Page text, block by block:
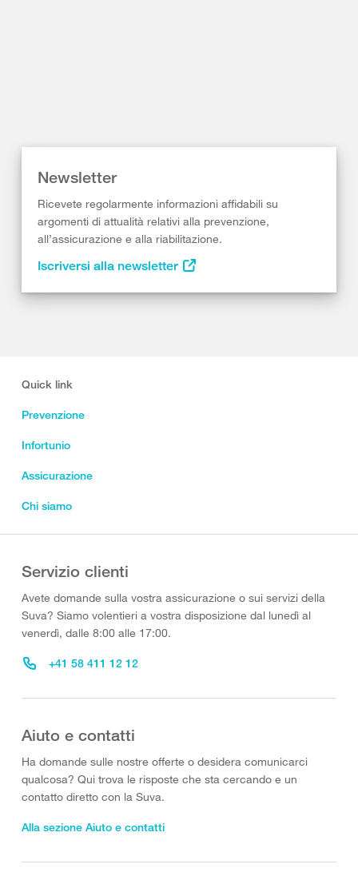
Newsletter
Ricevete regolarmente informazioni affidabili su
argomenti di attualità relativi alla prevenzione,
all’assicurazione e alla riabilitazione.
Iscriversi alla newsletter
Quick link
Prevenzione
Infortunio
Assicurazione
Chi siamo
Servizio clienti
Avete domande sulla vostra assicurazione o sui servizi della
Suva? Siamo volentieri a vostra disposizione dal lunedì al
venerdì, dalle 8:00 alle 17:00.
+41 58 411 12 12
Aiuto e contatti
Ha domande sulle nostre offerte o desidera comunicarci
qualcosa? Qui trova le risposte che sta cercando e un
contatto diretto con la Suva.
Alla sezione Aiuto e contatti